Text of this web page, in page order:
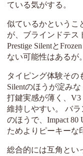
ている気がする。
似ているかというこ
が、ブラインドテス
Prestige Silentと
ない可能性はあるが。
タイピング体験その
Silentのほうが淀み
打鍵実感が薄く、V3
維持しやすい。 バラ
のほうで、Impact 80
ためよりピーキーな
総合的には互角とい